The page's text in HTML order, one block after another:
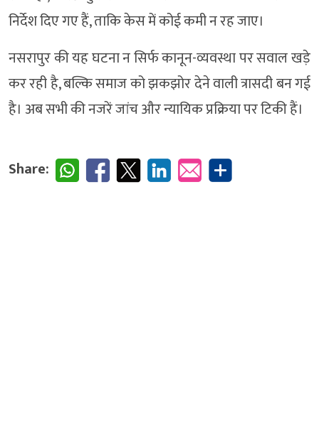
निर्देश दिए गए हैं, ताकि केस में कोई कमी न रह जाए।
नसरापुर की यह घटना न सिर्फ कानून-व्यवस्था पर सवाल खड़े
कर रही है, बल्कि समाज को झकझोर देने वाली त्रासदी बन गई
है। अब सभी की नजरें जांच और न्यायिक प्रक्रिया पर टिकी हैं।
Share: